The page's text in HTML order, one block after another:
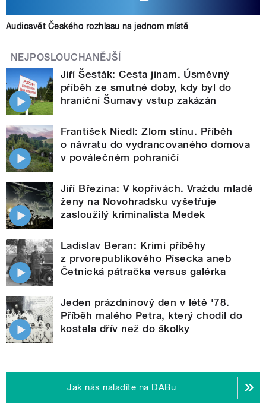
Audiosvět Českého rozhlasu na jednom místě
NEJPOSLOUCHANĚJŠÍ
Jiří Šesták: Cesta jinam. Úsměvný
příběh ze smutné doby, kdy byl do
hraniční Šumavy vstup zakázán
František Niedl: Zlom stínu. Příběh
o návratu do vydrancovaného domova
v poválečném pohraničí
Jiří Březina: V kopřivách. Vraždu mladé
ženy na Novohradsku vyšetřuje
zasloužilý kriminalista Medek
Ladislav Beran: Krimi příběhy
z prvorepublikového Písecka aneb
Četnická pátračka versus galérka
Jeden prázdninový den v létě '78.
Příběh malého Petra, který chodil do
kostela dřív než do školky
Jak nás naladíte na DABu